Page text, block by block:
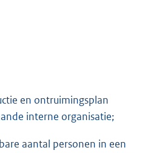
en ontruimingsplan
interne organisatie;
aantal personen in een